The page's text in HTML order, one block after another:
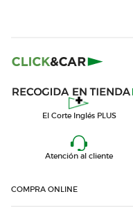
El Corte Inglés PLUS
Atención al cliente
COMPRA ONLINE